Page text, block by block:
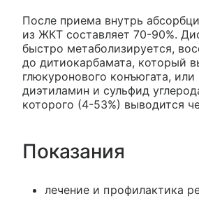
После приема внутрь
из ЖКТ составляет 70-90%.
быстро метаболизируется,
до дитиокарбамата, который
глюкуронового конъюгата,
диэтиламин и сульфид
которого (4-53%) выводится
Показания
лечение и профилактика